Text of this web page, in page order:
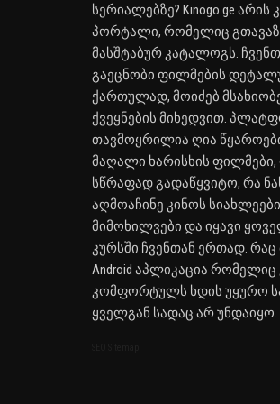
სერიალებზე? Kinogo.ge
პორტალი, რომელიც
მასშტაბურ კატალოგს.
გაეცნობი ფილმების
ქართულად, მოიძებ
ქვეყნების მიხედვით.
თავმოყრილია ღია
მაღალი ხარისხის ფილმები,
სწრაფად გადაწყვიტო, რა
აღმოაჩინე კინოს
მიმოხილვები და იყავი
კურსში ჩვენთან ერთად. რაც
Android აპლიკაცია
კომფორტულს ხდის უყურო
ყველგან სადაც არ უნდაიყო.